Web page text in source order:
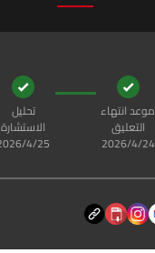
موعد انتهاء
التعليق
24‏‏/4‏‏/2026
تحليل
الاستشارة
25‏‏/4‏‏/2026